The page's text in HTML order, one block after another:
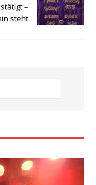
–
steht